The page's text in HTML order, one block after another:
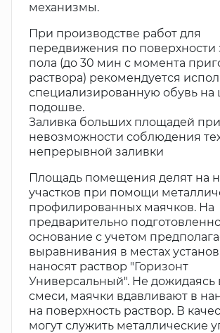
механизмы.
При производстве работ для
передвижения по поверхности
пола (до 30 мин с момента
раствора) рекомендуется
специализированную обувь
подошве.
Заливка больших площадей при
невозможности соблюдения
непрерывной заливки
Площадь помещения делят на
участков при помощи
профилированных маячков. На
предварительно
основание с учетом
выравнивания в местах
наносят раствор "Горизонт
Универсальный". Не дожидаясь
смеси, маячки вдавливают в
на поверхность раствор. В
могут служить металлические